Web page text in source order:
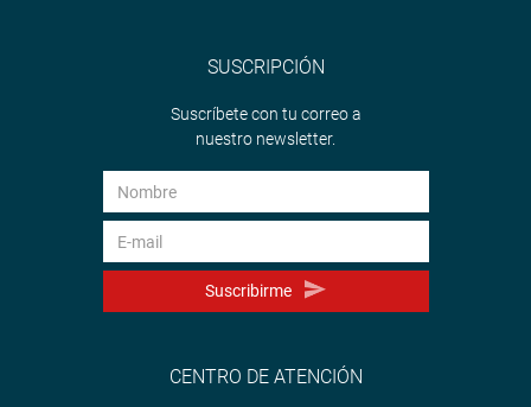
SUSCRIPCIÓN
Suscríbete con tu correo a
nuestro newsletter.
Suscribirme
CENTRO DE ATENCIÓN